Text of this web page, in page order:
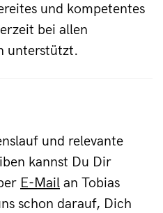
und kompetentes
bei allen
unterstützt.
und relevante
kannst Du Dir
E-Mail an Tobias
schon darauf, Dich